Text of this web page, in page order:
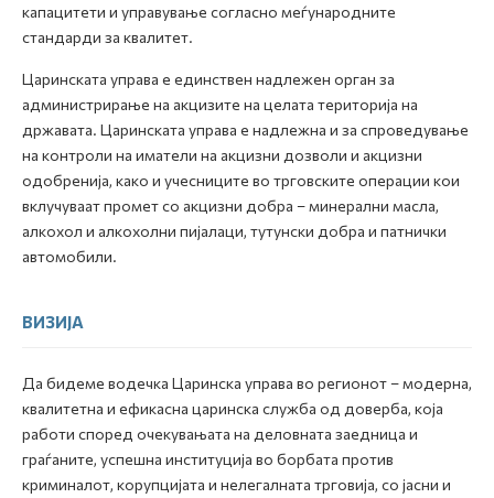
капацитети и управување согласно меѓународните
стандарди за квалитет.
Царинската управа е единствен надлежен орган за
администрирање на акцизите на целата територија на
државата. Царинската управа е надлежна и за спроведување
на контроли на иматели на акцизни дозволи и акцизни
одобренија, како и учесниците во трговските операции кои
вклучуваат промет со акцизни добра – минерални масла,
алкохол и алкохолни пијалаци, тутунски добра и патнички
автомобили.
ВИЗИЈА
Да бидеме водечка Царинска управа во регионот – модерна,
квалитетна и ефикасна царинска служба од доверба, која
работи според очекувањата на деловната заедница и
граѓаните, успешна институција во борбата против
криминалот, корупцијата и нелегалната трговија, со јасни и